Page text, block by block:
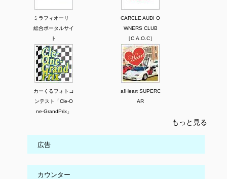
ミラフィオーリ
総合ポータルサイ
ト
CARCLE AUDI O
WNERS CLUB
［C.A.O.C］
カーくるフォトコ
ンテスト「Cle-O
ne-GrandPrix」
a!Heart SUPERC
AR
もっと見る
広告
カウンター